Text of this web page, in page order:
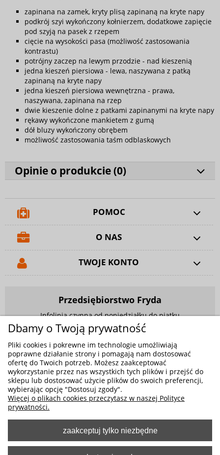
zapinana na zamek, kryty plisą zapinaną na kryte napy
podkrój szyi wykończony kołnierzem, dodatkowe zapięcie
pod szyją na pasek z rzepem
cięcie na wysokości pasa (możliwość zastosowania
kontrastu)
potrójny zaczep na lewym przodzie - nad kieszenią
jedna kieszeń piersiowa - lewa, naszywana z patką
zapinaną na kryte napy
jedna kieszeń piersiowa wewnętrzna - prawa,
naszywana, zapinana na rzep
dwie kieszenie dolne z patkami zapinanymi na kryte napy
rękawy wykończone mankietem z gumą
dół bluzy wykończony obrębem
możliwość zastosowania taśm odblaskowych
Opinie o produkcie (0)
POMOC
O NAS
TWOJE KONTO
Przedsiębiorstwo Fryda
Infolinia czynna od poniedziałku do piątku
w godzinach 9.00 - 17.00
881 703 704
E-mail:sklep@fryda.com.pl
Sklepy stacjonarne:
ul. Składowa 26, 34-400 Nowy Targ
ul. Żywiecka 91, 43-300 Bielsko-Biała
Dbamy o Twoją prywatność
Pliki cookies i pokrewne im technologie umożliwiają
poprawne działanie strony i pomagają nam dostosować
ofertę do Twoich potrzeb. Możesz zaakceptować
wykorzystanie przez nas wszystkich tych plików i przejść do
sklepu lub dostosować użycie plików do swoich preferencji,
wybierając opcję "Dostosuj zgody".
Więcej o plikach cookies przeczytasz w naszej Polityce
prywatności.
zaakceptuj tylko niezbędne